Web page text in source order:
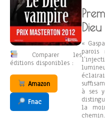
Comparer les
éditions disponibles :
Amazon
Fnac
«
parois
à ses
la
chemin.